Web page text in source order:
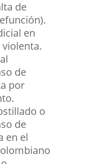
de
en
de
por
o
de
en el